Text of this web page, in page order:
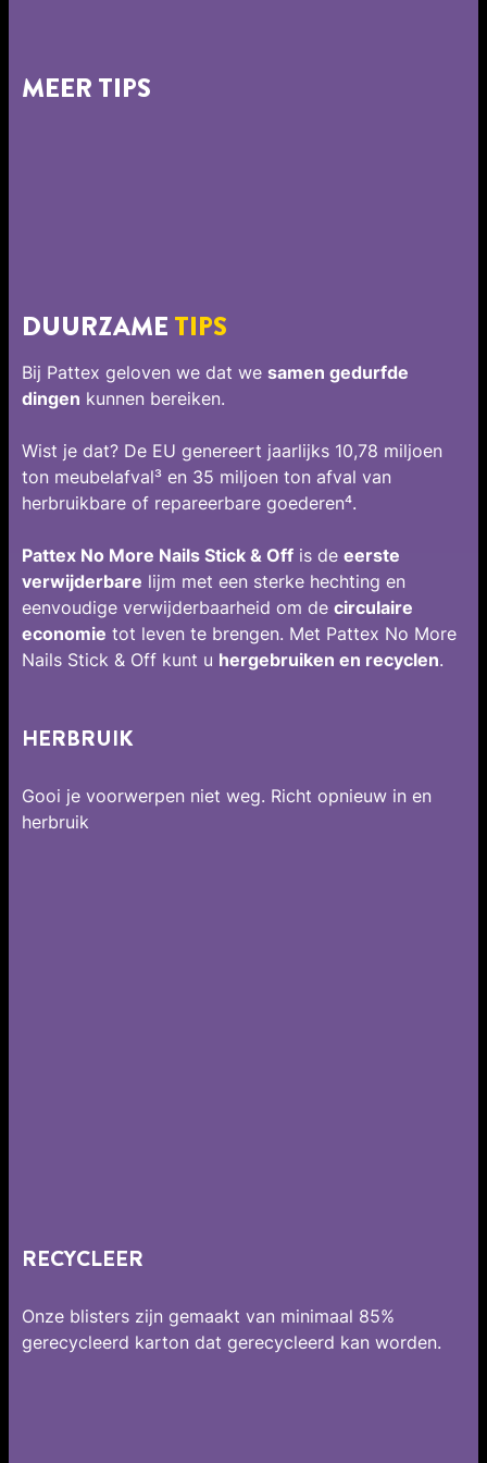
MEER TIPS
DUURZAME TIPS
Bij Pattex geloven we dat we samen gedurfde
dingen kunnen bereiken.
Wist je dat? De EU genereert jaarlijks 10,78 miljoen
ton meubelafval³ en 35 miljoen ton afval van
herbruikbare of repareerbare goederen⁴.
Pattex No More Nails Stick & Off is de eerste
verwijderbare lijm met een sterke hechting en
eenvoudige verwijderbaarheid om de circulaire
economie tot leven te brengen. Met Pattex No More
Nails Stick & Off kunt u hergebruiken en recyclen.
HERBRUIK
Gooi je voorwerpen niet weg. Richt opnieuw in en
herbruik
RECYCLEER
Onze blisters zijn gemaakt van minimaal 85%
gerecycleerd karton dat gerecycleerd kan worden.